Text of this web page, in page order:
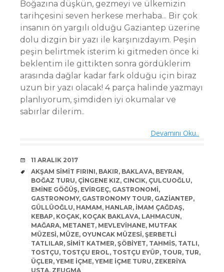
Boğazına düşkün, gezmeyi ve ülkemizin
tarihçesini seven herkese merhaba... Bir çok
insanın ön yargılı olduğu Gaziantep üzerine
dolu dizgin bir yazı ile karşınızdayım. Peşin
peşin belirtmek isterim ki gitmeden önce ki
beklentim ile gittikten sonra gördüklerim
arasında dağlar kadar fark olduğu için biraz
uzun bir yazı olacak! 4 parça halinde yazmayı
planlıyorum, şimdiden iyi okumalar ve
sabırlar dilerim..
Devamını Oku..
DATE
11 ARALIK 2017
TAGS
AKŞAM SIMIT FIRINI, BAKIR, BAKLAVA, BEYRAN,
BOĞAZ TURU, ÇINGENE KIZ, CINCIK, ÇULCUOĞLU,
EMINE GÖĞÜŞ, EVIRGEÇ, GASTRONOMI,
GASTRONOMY, GASTRONOMY TOUR, GAZIANTEP,
GÜLLÜOĞLU, HAMAM, HANLAR, IMAM ÇAĞDAŞ,
KEBAP, KOÇAK, KOÇAK BAKLAVA, LAHMACUN,
MAĞARA, METANET, MEVLEVIHANE, MUTFAK
MÜZESI, MÜZE, OYUNCAK MÜZESI, ŞERBETLI
TATLILAR, SIMIT KATMER, ŞÖBIYET, TAHMIS, TATLI,
TOSTÇU, TOSTÇU EROL, TOSTÇU EYÜP, TOUR, TUR,
ÜÇLER, YEME IÇME, YEME IÇME TURU, ZEKERIYA
USTA, ZEUGMA